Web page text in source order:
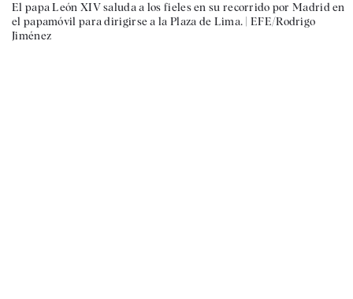
El papa León XIV saluda a los fieles en su recorrido por Madrid en
el papamóvil para dirigirse a la Plaza de Lima. | EFE/Rodrigo
Jiménez